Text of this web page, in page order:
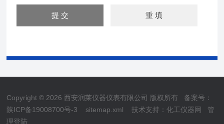
Copyright © 2026 西安润莱仪器仪表有限公司 版权所有 备案号：
陕ICP备19008700号-3
sitemap.xml 技术支持：化工仪器网
管
理登陆